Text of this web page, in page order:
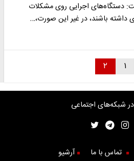
دستگاه‌های اجرایی روی مشکلات
داشته باشند، در غیر این صورت،…
۱ ۲
در شبکه‌های اجتماعی
تماس با ما آرشیو